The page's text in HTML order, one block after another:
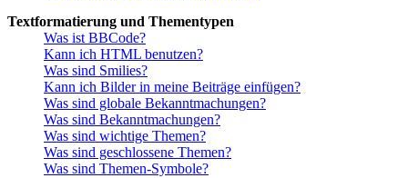
Textformatierung und Thementypen
Was ist BBCode?
Kann ich HTML benutzen?
Was sind Smilies?
Kann ich Bilder in meine Beiträge einfügen?
Was sind globale Bekanntmachungen?
Was sind Bekanntmachungen?
Was sind wichtige Themen?
Was sind geschlossene Themen?
Was sind Themen-Symbole?